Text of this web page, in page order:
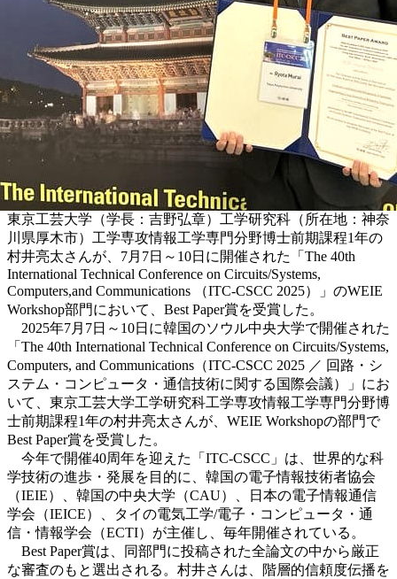
東京工芸大学（学長：吉野弘章）工学研究科（所在地：神奈
川県厚木市）工学専攻情報工学専門分野博士前期課程1年の
村井亮太さんが、7月7日～10日に開催された「The 40th
International Technical Conference on Circuits/Systems,
Computers,and Communications （ITC-CSCC 2025）」のWEIE
Workshop部門において、Best Paper賞を受賞した。
2025年7月7日～10日に韓国のソウル中央大学で開催された
「The 40th International Technical Conference on Circuits/Systems,
Computers, and Communications （ITC-CSCC 2025 ／ 回路・シ
ステム・コンピュータ・通信技術に関する国際会議）
」 にお
いて、 東京工芸大学工学研究科工学専攻情報工学専門分野博
士前期課程1年の村井亮太さんが
WEIE Workshopの部門で
Best Paper賞を受賞した。
今年で開催40周年を迎えた「ITC-CSCC」は、世界的な科
学技術の進歩・発展を目的に、韓国の電子情報技術者協会
（IEIE）、韓国の中央大学（CAU）、日本の電子情報通信
学会（IEICE）、タイの電気工学/電子・コンピュータ・通
信・情報学会（ECTI）が主催し、毎年開催されている。
Best Paper賞は、同部門に投稿された全論文の中から厳正
な審査のもと選出される。村井さんは、階層的信頼度伝播を